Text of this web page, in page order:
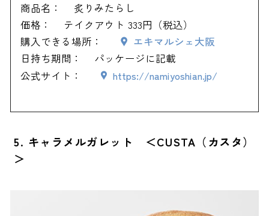
商品名：
炙りみたらし
価格：
テイクアウト 333円（税込）
購入できる場所：
エキマルシェ大阪
日持ち期間：
パッケージに記載
公式サイト：
https://namiyoshian.jp/
5. キャラメルガレット ＜CUSTA（カスタ）
＞